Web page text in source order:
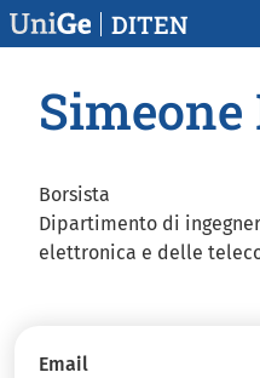
Salta al contenuto principale
DITEN
Borsista
Dipartimento di
elettronica e delle
Email